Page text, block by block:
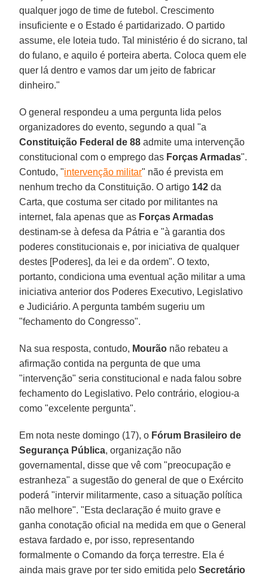
qualquer jogo de time de futebol. Crescimento
insuficiente e o Estado é partidarizado. O partido
assume, ele loteia tudo. Tal ministério é do sicrano, tal
do fulano, e aquilo é porteira aberta. Coloca quem ele
quer lá dentro e vamos dar um jeito de fabricar
dinheiro."
O general respondeu a uma pergunta lida pelos
organizadores do evento, segundo a qual "a
Constituição Federal de 88 admite uma intervenção
constitucional com o emprego das Forças Armadas".
Contudo, "intervenção militar" não é prevista em
nenhum trecho da Constituição. O artigo 142 da
Carta, que costuma ser citado por militantes na
internet, fala apenas que as Forças Armadas
destinam-se à defesa da Pátria e "à garantia dos
poderes constitucionais e, por iniciativa de qualquer
destes [Poderes], da lei e da ordem". O texto,
portanto, condiciona uma eventual ação militar a uma
iniciativa anterior dos Poderes Executivo, Legislativo
e Judiciário. A pergunta também sugeriu um
"fechamento do Congresso".
Na sua resposta, contudo, Mourão não rebateu a
afirmação contida na pergunta de que uma
"intervenção" seria constitucional e nada falou sobre
fechamento do Legislativo. Pelo contrário, elogiou-a
como "excelente pergunta".
Em nota neste domingo (17), o Fórum Brasileiro de
Segurança Pública, organização não
governamental, disse que vê com "preocupação e
estranheza" a sugestão do general de que o Exército
poderá "intervir militarmente, caso a situação política
não melhore". "Esta declaração é muito grave e
ganha conotação oficial na medida em que o General
estava fardado e, por isso, representando
formalmente o Comando da força terrestre. Ela é
ainda mais grave por ter sido emitida peloSecretário